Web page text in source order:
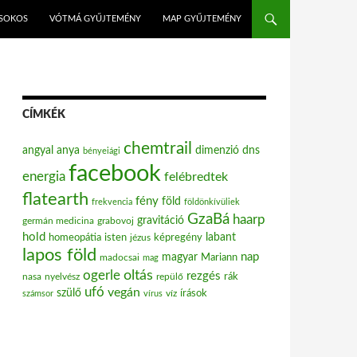
VÓTMÁ GYŰJTEMÉNY MAP GYŰJTEMÉNY
CÍMKÉK
angyal anya bényeiági chemtrail dimenzió dns
energia facebook felébredtek
flatearth frekvencia fény föld földönkívüliek
germán medicina grabovoj gravitáció GzaBá haarp
hold homeopátia isten jézus képregény labant
lapos föld madocsai mag magyar Mariann nap
nasa nyelvész ogerle oltás repülő rezgés rák
számsor szülő ufó vegán vírus víz írások